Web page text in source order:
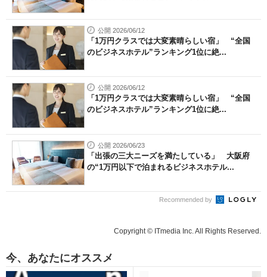
公開 2026/06/12
「1万円クラスでは大変素晴らしい宿」 “全国
のビジネスホテル”ランキング1位に絶...
公開 2026/06/12
「1万円クラスでは大変素晴らしい宿」 “全国
のビジネスホテル”ランキング1位に絶...
公開 2026/06/23
「出張の三大ニーズを満たしている」 大阪府
の“1万円以下で泊まれるビジネスホテル...
Recommended by
Copyright © ITmedia Inc. All Rights Reserved.
今、あなたにオススメ